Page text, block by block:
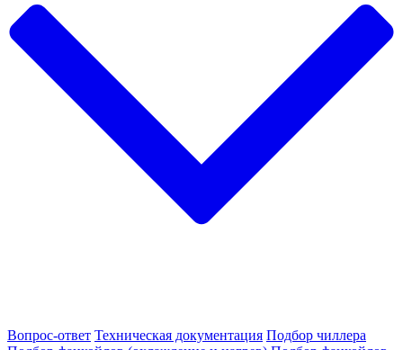
Вопрос-ответ Техническая документация Подбор чиллера